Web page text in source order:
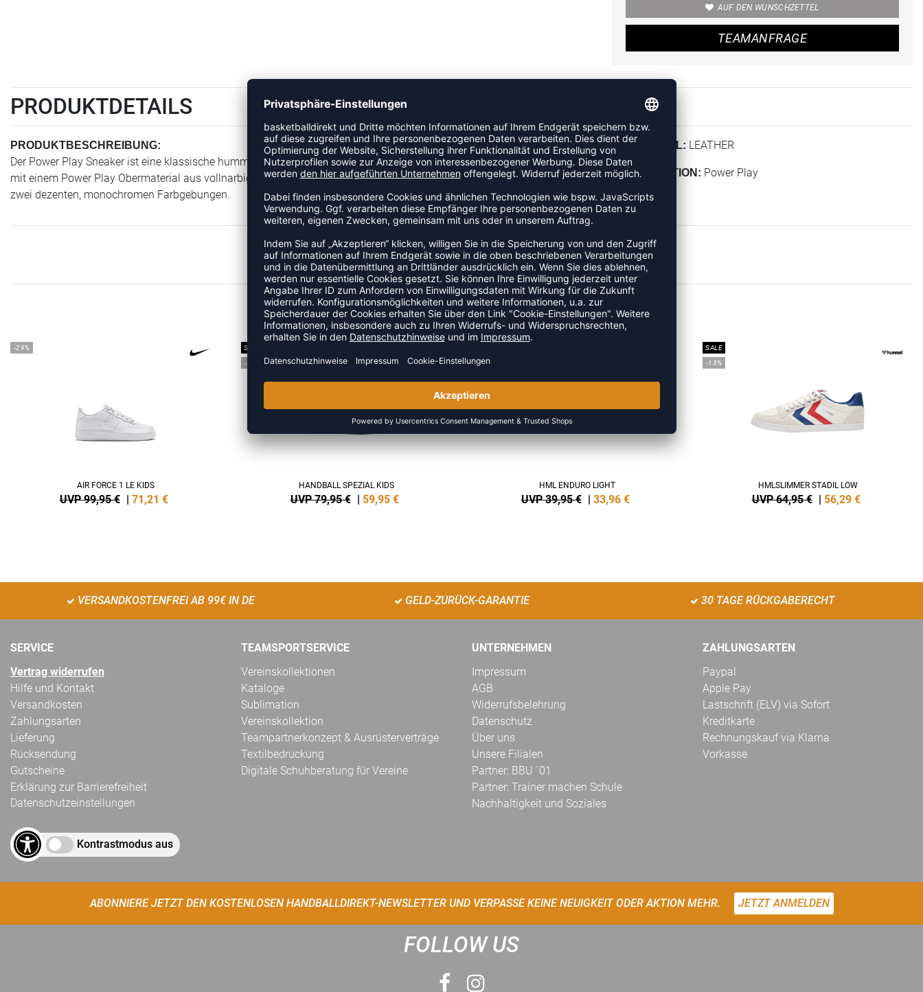
AUF DEN WUNSCHZETTEL
TEAMANFRAGE
PRODUKTDETAILS
PRODUKTBESCHREIBUNG:
Der Power Play Sneaker ist eine klassische hummel Silhouette und verleiht sportliche, authentische Tennis-Vibes. Er wird
mit einem Power Play Obermaterial aus vollnarbigem Leder und einer Außensohle aus Gummi angeboten. Wähle zwischen
zwei dezenten, monochromen Farbgebungen.
MATERIAL: LEATHER
KOLLEKTION: Power Play
ZULETZT ANGESEHEN
MEHR AUS DER KATEGORIE SNEAKER
-29%
AIR FORCE 1 LE KIDS
UVP 99,95 € | 71,21 €
SALE
-25%
HANDBALL SPEZIAL KIDS
UVP 79,95 € | 59,95 €
-15%
HML ENDURO LIGHT
UVP 39,95 € | 33,96 €
SALE
-13%
HMLSLIMMER STADIL LOW
UVP 64,95 € | 56,29 €
VERSANDKOSTENFREI AB 99€ IN DE GELD-ZURÜCK-GARANTIE 30 TAGE RÜCKGABERECHT
SERVICE
Vertrag widerrufen
Hilfe und Kontakt
Versandkosten
Zahlungsarten
Lieferung
Rücksendung
Gutscheine
Erklärung zur Barrierefreiheit
Datenschutzeinstellungen
Kontrastmodus aus
TEAMSPORTSERVICE
Vereinskollektionen
Kataloge
Sublimation
Vereinskollektion
Teampartnerkonzept & Ausrüsterverträge
Textilbedruckung
Digitale Schuhberatung für Vereine
UNTERNEHMEN
Impressum
AGB
Widerrufsbelehrung
Datenschutz
Über uns
Unsere Filialen
Partner: BBU ´01
Partner: Trainer machen Schule
Nachhaltigkeit und Soziales
ZAHLUNGSARTEN
Paypal
Apple Pay
Lastschrift (ELV) via Sofort
Kreditkarte
Rechnungskauf via Klarna
Vorkasse
ABONNIERE JETZT DEN KOSTENLOSEN HANDBALLDIREKT-NEWSLETTER UND VERPASSE KEINE NEUIGKEIT ODER AKTION MEHR. JETZT ANMELDEN
FOLLOW US